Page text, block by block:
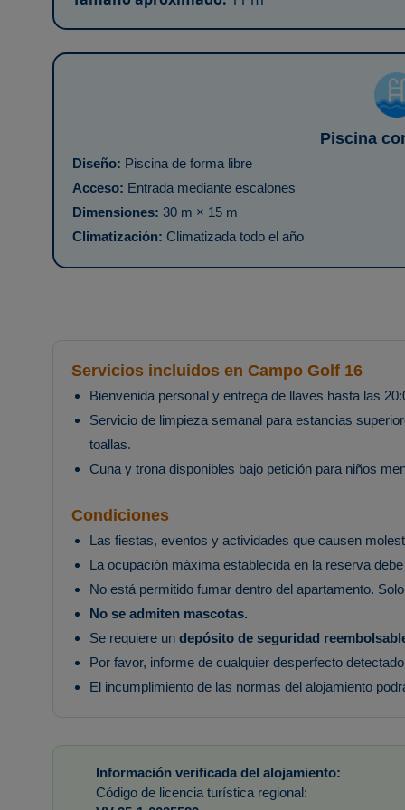
Piscina
Diseño: Piscina de forma libre
Acceso: Entrada mediante escalones
Dimensiones: 30 m × 15 m
Climatización: Climatizada todo el año
Servicios incluidos en Campo Golf 16
Bienvenida personal y entrega de llaves hasta las
Servicio de limpieza semanal para estancias
toallas.
Cuna y trona disponibles bajo petición para niños
Condiciones
Las fiestas, eventos y actividades que causen
La ocupación máxima establecida en la reserva
No está permitido fumar dentro del apartamento.
No se admiten mascotas.
Se requiere un depósito de seguridad
Por favor, informe de cualquier desperfecto
El incumplimiento de las normas del alojamiento
Información verificada del alojamiento:
Código de licencia turística regional: